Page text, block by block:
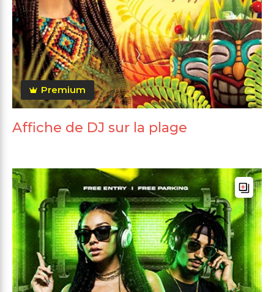
Premium
Affiche de DJ sur la plage